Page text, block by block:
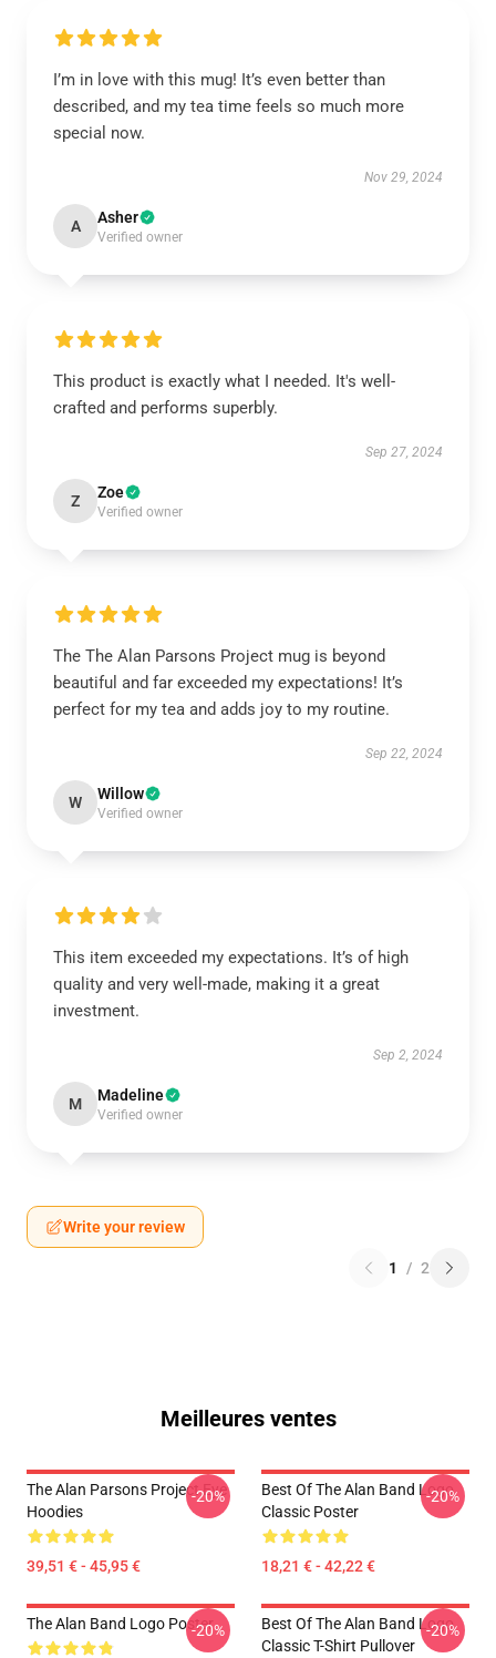
I’m in love with this mug! It’s even better than
described, and my tea time feels so much more
special now.
Nov 29, 2024
A Asher
Verified owner
This product is exactly what I needed. It's well-
crafted and performs superbly.
Sep 27, 2024
Z Zoe
Verified owner
The The Alan Parsons Project mug is beyond
beautiful and far exceeded my expectations! It’s
perfect for my tea and adds joy to my routine.
Sep 22, 2024
W Willow
Verified owner
This item exceeded my expectations. It’s of high
quality and very well-made, making it a great
investment.
Sep 2, 2024
M Madeline
Verified owner
Write your review
1 / 2
Meilleures ventes
The Alan Parsons Project Eye
Hoodies
39,51 € - 45,95 €
-20%
Best Of The Alan Band Logo
Classic Poster
18,21 € - 42,22 €
-20%
The Alan Band Logo Poster
-20%
Best Of The Alan Band Logo
Classic T-Shirt Pullover
-20%